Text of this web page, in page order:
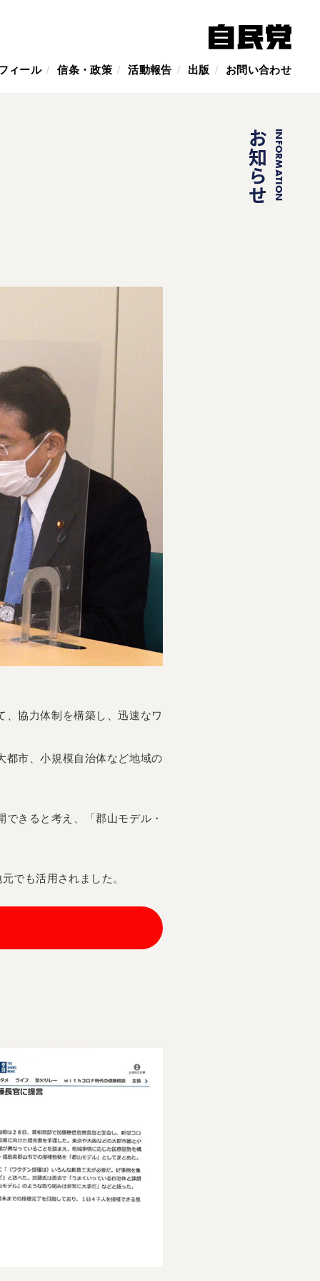
ィール 信条・政策 活動報告 出版 お問い合わせ
INFORMATION
お知らせ
協力体制を構築し、迅速なワ
都市、小規模自治体など地域の
きると考え、「郡山モデル・
でも活用されました。